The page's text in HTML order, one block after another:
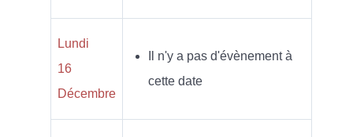
Lundi
16
Décembre
Il n'y a pas d'évènement à
cette date